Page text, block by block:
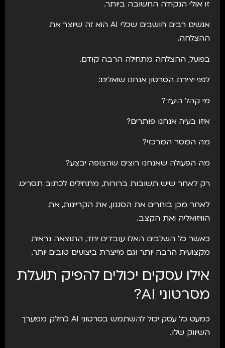
זו אולי הנקודה החשובה ביותר.
אנשים רבים חושבים שכלי AI הוא זה שיוצר את
ההצלחה.
בפועל, ההצלחה מתחילה הרבה קודם.
לפני יצירת הסרטון אנחנו שואלים:
מי קהל היעד?
איזו בעיה אנחנו פותרים?
מה המסר המרכזי?
מה הפעולה שאנחנו רוצים שהצופה יבצע?
רק לאחר שיש תשובות ברורות, מתחילים לכתוב תסריט.
לאחר מכן בוחרים את הסגנון, את הקריינות, את
הוויזואליה ואת הקצב.
כאשר כל השלבים האלו עובדים יחד, התוצאה נראית
מקצועית הרבה יותר וגם מייצרת ביצועים טובים יותר.
אילו עסקים יכולים להפיק תועלת
מסרטוני AI?
כמעט כל עסק יכול להשתמש בסרטוני AI כחלק ממערך
השיווק שלו.